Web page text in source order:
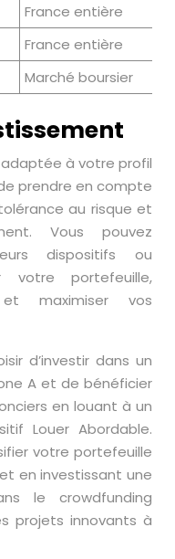
France entière
France entière
Marché boursier
adaptée à votre profil
prendre en compte
au risque et
Vous pouvez
dispositifs ou
votre portefeuille,
maximiser vos
d’investir dans un
A et de bénéficier
en louant à un
Louer Abordable.
votre portefeuille
en investissant une
le crowdfunding
projets innovants à